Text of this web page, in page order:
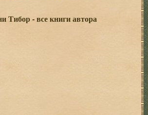
Тибор - все книги автора